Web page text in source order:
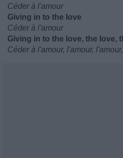
Céder à l'amour
Giving in to the love
Céder à l'amour
Giving in to the love, the love,
Céder à l'amour, l'amour,